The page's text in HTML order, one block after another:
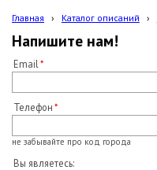
Главная › Каталог описаний ›
Напишите нам!
Email
Телефон
не забывайте про код города
Вы являетесь: